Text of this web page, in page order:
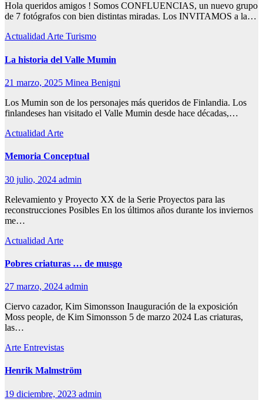
Hola queridos amigos ! Somos CONFLUENCIAS, un nuevo grupo
de 7 fotógrafos con bien distintas miradas. Los INVITAMOS a la…
ActualidadArte Turismo
La historia del Valle Mumin
21 marzo, 2025 Minea Benigni
Los Mumin son de los personajes más queridos de Finlandia. Los
finlandeses han visitado el Valle Mumin desde hace décadas,…
Actualidad Arte
Memoria Conceptual
30 julio, 2024 admin
Relevamiento y Proyecto XX de la Serie Proyectos para las
reconstrucciones Posibles En los últimos años durante los inviernos
me…
Actualidad Arte
Pobres criaturas … de musgo
27 marzo, 2024 admin
Ciervo cazador, Kim Simonsson Inauguración de la exposición
Moss people, de Kim Simonsson 5 de marzo 2024 Las criaturas,
las…
Arte Entrevistas
Henrik Malmström
19 diciembre, 2023 admin